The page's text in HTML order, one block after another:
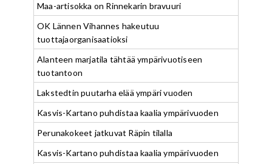
Maa-artisokka on Rinnekarin bravuuri
OK Lännen Vihannes hakeutuu
tuottajaorganisaatioksi
Alanteen marjatila tähtää ympärivuotiseen
tuotantoon
Lakstedtin puutarha elää ympäri vuoden
Kasvis-Kartano puhdistaa kaalia ympärivuoden
Perunakokeet jatkuvat Räpin tilalla
Kasvis-Kartano puhdistaa kaalia ympärivuoden